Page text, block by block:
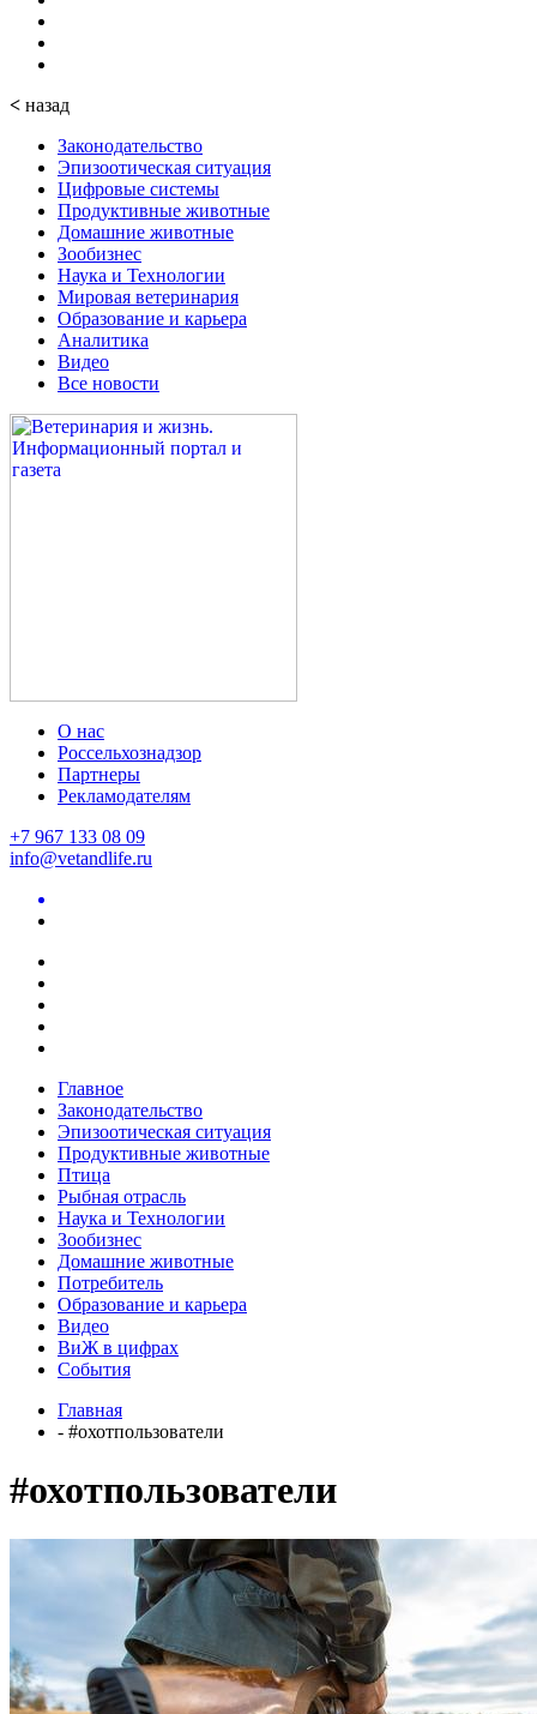
< назад
Законодательство
Эпизоотическая ситуация
Цифровые системы
Продуктивные животные
Домашние животные
Зообизнес
Наука и Технологии
Мировая ветеринария
Образование и карьера
Аналитика
Видео
Все новости
О нас
Россельхознадзор
Партнеры
Рекламодателям
+7 967 133 08 09
info@vetandlife.ru
Главное
Законодательство
Эпизоотическая ситуация
Продуктивные животные
Птица
Рыбная отрасль
Наука и Технологии
Зообизнес
Домашние животные
Потребитель
Образование и карьера
Видео
ВиЖ в цифрах
События
Главная
- #охотпользователи
#охотпользователи